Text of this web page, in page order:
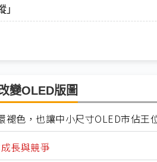
」
變OLED版圖
褪色，也讓中小尺寸OLED市佔王
長與競爭